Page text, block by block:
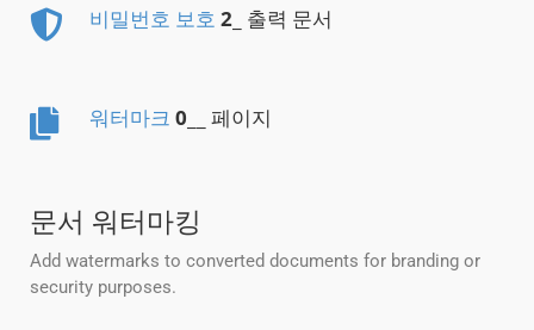
비밀번호 보호 2 _ 출력 문서
워터마크 0 __ 페이지
문서 워터마킹
Add watermarks to converted documents for branding or
security purposes.